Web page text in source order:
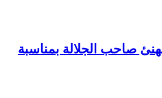
صاحب الجلالة بمناسبة